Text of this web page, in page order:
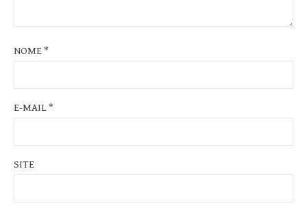
NOME*
E-MAIL*
SITE